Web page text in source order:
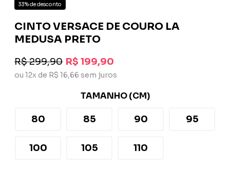
33% de desconto
CINTO VERSACE DE COURO LA
MEDUSA PRETO
R$ 299,90 R$ 199,90
ou 12x de R$ 16,66 sem juros
TAMANHO (CM)
80 85 90 95
100 105 110